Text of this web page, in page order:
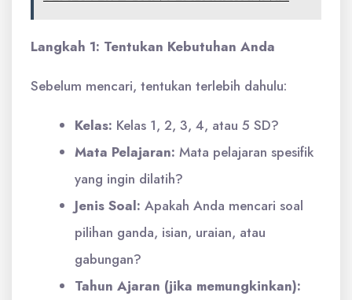
Langkah 1: Tentukan Kebutuhan Anda
Sebelum mencari, tentukan terlebih dahulu:
Kelas: Kelas 1, 2, 3, 4, atau 5 SD?
Mata Pelajaran: Mata pelajaran spesifik
yang ingin dilatih?
Jenis Soal: Apakah Anda mencari soal
pilihan ganda, isian, uraian, atau
gabungan?
Tahun Ajaran (jika memungkinkan):